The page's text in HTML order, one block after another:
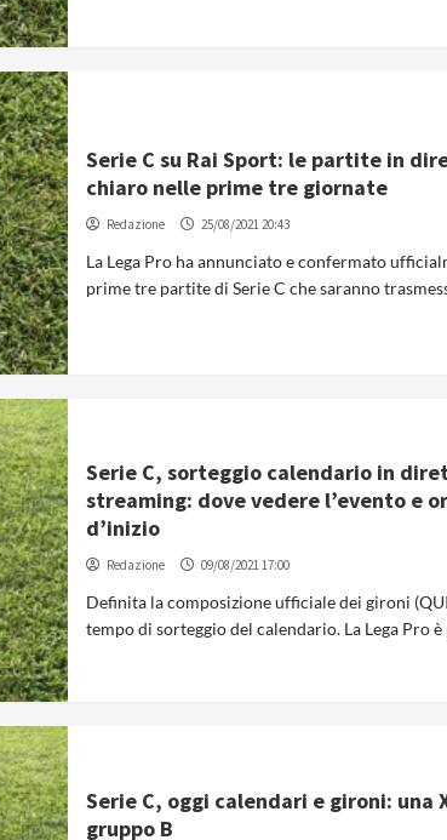
Serie C su Rai Sport: le partite in
chiaro nelle prime tre giornate
Redazione 25/08/2021 20:43
La Lega Pro ha annunciato e confermato
prime tre partite di Serie C che saranno
Serie C, sorteggio calendario in
streaming: dove vedere l’evento e
d’inizio
Redazione 09/08/2021 17:00
Definita la composizione ufficiale dei gironi
tempo di sorteggio del calendario. La Lega Pro è
Serie C, oggi calendari e gironi: una
gruppo B